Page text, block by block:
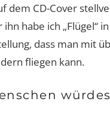
dem CD-Cover
habe ich „Flügel“
dass man mit
fliegen kann.